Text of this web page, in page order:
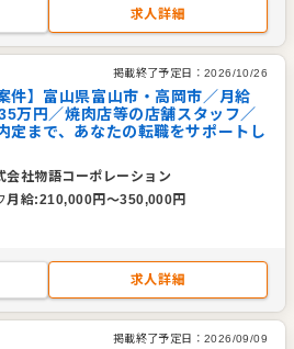
求人詳細
掲載終了予定日： 2026/10/26
件】富山県富山市・高岡市／月給
万円／焼肉店等の店舗スタッフ／
定まで、あなたの転職をサポートし
会社物語コーポレーション
月給:210,000円〜350,000円
求人詳細
掲載終了予定日： 2026/09/09